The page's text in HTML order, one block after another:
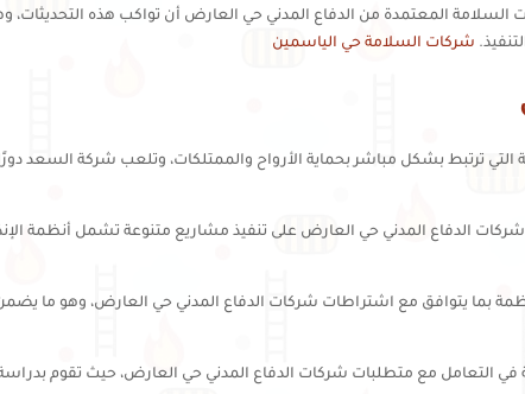
المعتمدة من الدفاع المدني حي العارض أن تواكب هذه التحديثات،
شركات السلامة حي الياسمين
ترتبط بشكل مباشر بحماية الأرواح والممتلكات، وتلعب شركة السعد
المدني حي العارض على تنفيذ مشاريع متنوعة تشمل أنظمة الإنذار
بما يتوافق مع اشتراطات شركات الدفاع المدني حي العارض، وهو ما
في التعامل مع متطلبات شركات الدفاع المدني حي العارض، حيث تقوم